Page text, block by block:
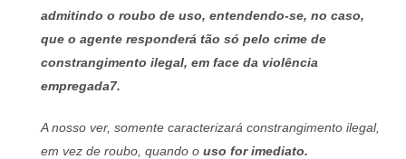
admitindo o roubo de uso, entendendo-se, no caso,
que o agente responderá tão só pelo crime de
constrangimento ilegal, em face da violência
empregada7.
A nosso ver, somente caracterizará constrangimento ilegal,
em vez de roubo, quando ouso for imediato.